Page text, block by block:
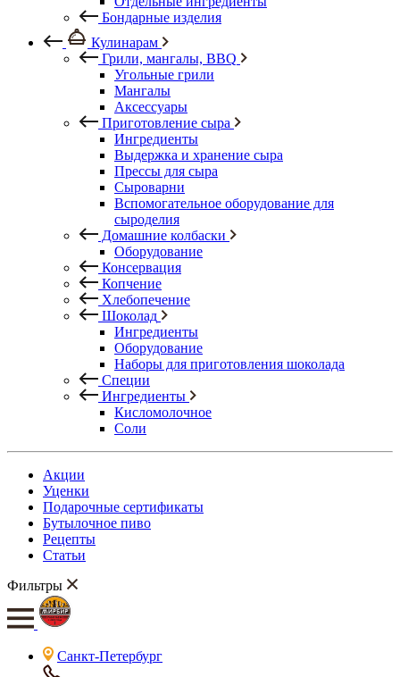
Бондарные изделия
Кулинарам
Грили, мангалы, BBQ
Угольные грили
Мангалы
Аксессуары
Приготовление сыра
Ингредиенты
Выдержка и хранение сыра
Прессы для сыра
Сыроварни
Вспомогательное оборудование для
сыроделия
Домашние колбаски
Оборудование
Консервация
Копчение
Хлебопечение
Шоколад
Ингредиенты
Оборудование
Наборы для приготовления шоколада
Специи
Ингредиенты
Кисломолочное
Соли
Акции
Уценки
Подарочные сертификаты
Бутылочное пиво
Рецепты
Статьи
Фильтры
Санкт-Петербург